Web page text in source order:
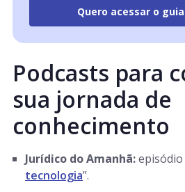
Quero acessar o
Podcasts para
sua jornada de
conhecimento
Jurídico do Amanhã:episódio
tecnologia”.